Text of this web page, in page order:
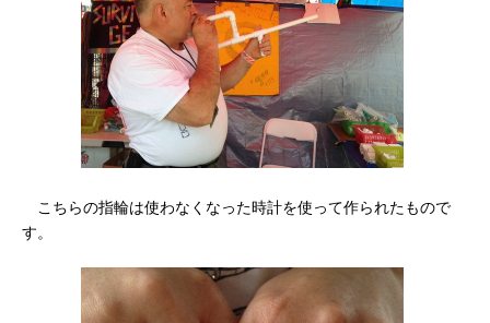
こちらの指輪は使わなくなった時計を使って作られたもので
す。